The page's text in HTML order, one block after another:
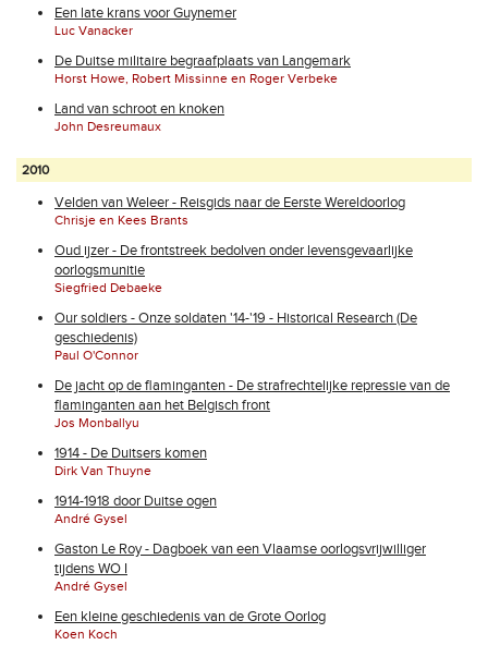
Een late krans voor Guynemer
Luc Vanacker
De Duitse militaire begraafplaats van Langemark
Horst Howe, Robert Missinne en Roger Verbeke
Land van schroot en knoken
John Desreumaux
2010
Velden van Weleer - Reisgids naar de Eerste Wereldoorlog
Chrisje en Kees Brants
Oud ijzer - De frontstreek bedolven onder levensgevaarlijke
oorlogsmunitie
Siegfried Debaeke
Our soldiers - Onze soldaten '14-'19 - Historical Research (De
geschiedenis)
Paul O'Connor
De jacht op de flaminganten - De strafrechtelijke repressie van de
flaminganten aan het Belgisch front
Jos Monballyu
1914 - De Duitsers komen
Dirk Van Thuyne
1914-1918 door Duitse ogen
André Gysel
Gaston Le Roy - Dagboek van een Vlaamse oorlogsvrijwilliger
tijdens WO I
André Gysel
Een kleine geschiedenis van de Grote Oorlog
Koen Koch